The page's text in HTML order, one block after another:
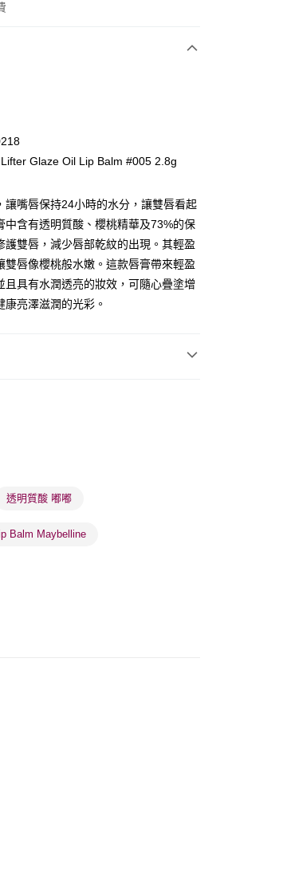
3個工作天送達
1-3個工作天送達
訂單將隨機分配至SF順豐速運或京東
會安排重寄
Glaze Oil Lip Balm #005 2.8g
讓嘴唇保持24小時的水分，讓雙唇看起
中含有透明質酸、櫻桃精華及73%的保
護雙唇，減少唇部乾紋的出現。其輕盈
雙唇像櫻桃般水嫩。這款唇膏帶來輕盈
且具有水潤透亮的妝效，可隨心疊塗增
亮澤滋潤的光彩。
透明質酸 嘟嘟
Balm Maybelline